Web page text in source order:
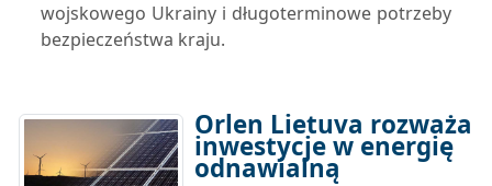
wojskowego Ukrainy i długoterminowe potrzeby
bezpieczeństwa kraju.
Orlen Lietuva rozważa
inwestycje w energię
odnawialną